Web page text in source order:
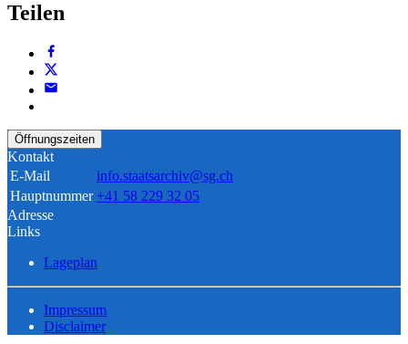
Teilen
Öffnungszeiten
Kontakt
E-Mail
info.staatsarchiv@sg.ch
Hauptnummer +41 58 229 32 05
Adresse
Links
Lageplan
Impressum
Disclaimer